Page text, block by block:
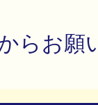
らお願